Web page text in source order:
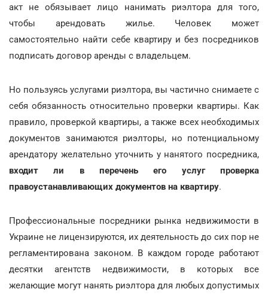
акт не обязывает лицо нанимать риэлтора для того,
чтобы арендовать жилье. Человек может
самостоятельно найти себе квартиру и без посредников
подписать договор аренды с владельцем.
Но пользуясь услугами риэлтора, вы частично снимаете с
себя обязанность относительно проверки квартиры. Как
правило, проверкой квартиры, а также всех необходимых
документов занимаются риэлторы, но потенциальному
арендатору желательно уточнить у нанятого посредника,
входит ли в перечень его услуг проверка
правоустанавливающих документов на квартиру.
Профессиональные посредники рынка недвижимости в
Украине не лицензируются, их деятельность до сих пор не
регламентирована законом. В каждом городе работают
десятки агентств недвижимости, в которых все
желающие могут нанять риэлтора для любых допустимых